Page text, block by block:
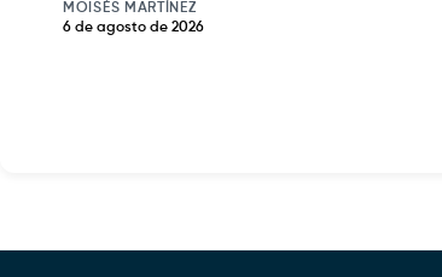
MOISÉS MARTÍNEZ
6 de agosto de 2026